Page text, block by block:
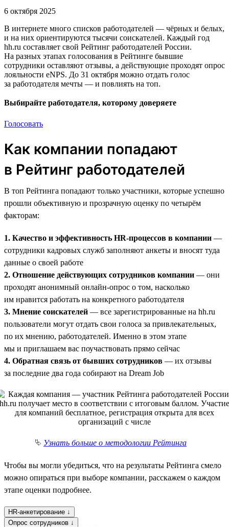
6 октября 2025
В интернете много списков работодателей — чёрных и белых,
и на них ориентируются тысячи соискателей. Каждый год
hh.ru составляет свой Рейтинг работодателей России.
На разных этапах голосования в Рейтинге бывшие
сотрудники оставляют отзывы, а действующие проходят опрос
лояльности eNPS. До 31 октября можно отдать голос
за работодателя мечты — и повлиять на топ.
Выбирайте работодателя, которому доверяете
Голосовать
Как компании попадают
в Рейтинг работодателей
В топ Рейтинга попадают только участники, которые успешно
прошли объективную и прозрачную оценку по четырём
факторам:
1. Качество и эффективность HR-процессов в компании —
сотрудники кадровых служб заполняют анкеты и вносят туда
данные о своей работе
2. Отношение действующих сотрудников компании — они
проходят анонимный онлайн-опрос о том, насколько
им нравится работать на конкретного работодателя
3. Мнение соискателей — все зарегистрированные на hh.ru
пользователи могут отдать свои голоса за привлекательных,
по их мнению, работодателей. Именно в этом этапе
мы и приглашаем вас поучаствовать прямо сейчас
4. Обратная связь от бывших сотрудников — их отзывы
за последние два года собирают на Dream Job
⮱ Узнать больше о методологии Рейтинга
Чтобы вы могли убедиться, что на результаты Рейтинга смело
можно опираться при выборе компании, расскажем о каждом
этапе оценки подробнее.
HR-анкетирование ↓
Опрос сотрудников ↓